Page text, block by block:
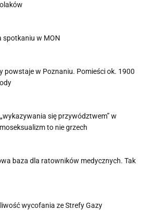
spotkaniu w MON
powstaje w Poznaniu. Pomieści ok. 1900
się przywództwem” w
to nie grzech
baza dla ratowników medycznych. Tak
wycofania ze Strefy Gazy